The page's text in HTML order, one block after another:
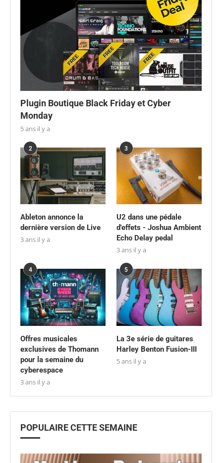
Plugin Boutique Black Friday et Cyber
Monday
5 ans il y a
2
Ableton annonce la
dernière version de Live
3 ans il y a
3
U2 dans une pédale
d'effets - Joshua Ambient
Echo Delay pedal
3 ans il y a
4
Offres musicales
exclusives de Thomann
pour la semaine du
cyberespace
3 ans il y a
5
La 3e série de guitares
Harley Benton Fusion-III
5 ans il y a
POPULAIRE CETTE SEMAINE